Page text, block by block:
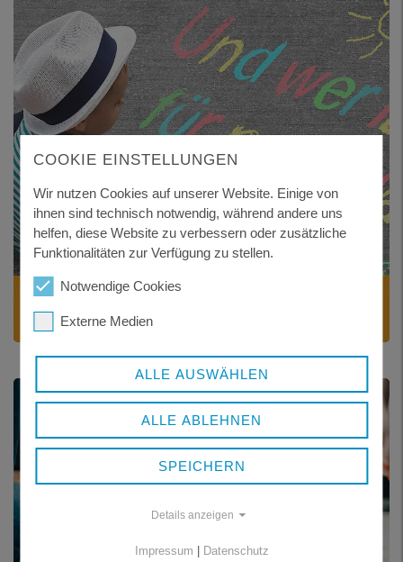
KINDER UND JUGEND
Das Jugendamt und seine Aufgaben
COOKIE EINSTELLUNGEN
Wir nutzen Cookies auf unserer Website. Einige von
ihnen sind technisch notwendig, während andere uns
helfen, diese Website zu verbessern oder zusätzliche
Funktionalitäten zur Verfügung zu stellen.
Notwendige Cookies
Externe Medien
ALLE AUSWÄHLEN
ALLE ABLEHNEN
SPEICHERN
Details anzeigen
Impressum Datenschutz